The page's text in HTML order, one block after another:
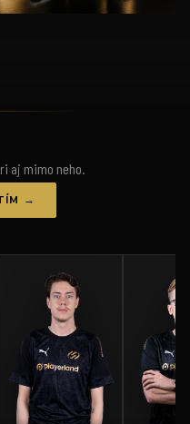
aj mimo neho.
→